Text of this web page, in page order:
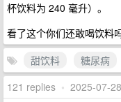
杯饮料为 240 毫升）。
看了这个你们还敢喝饮料
甜饮料
糖尿病
121 replies • 2025-07-